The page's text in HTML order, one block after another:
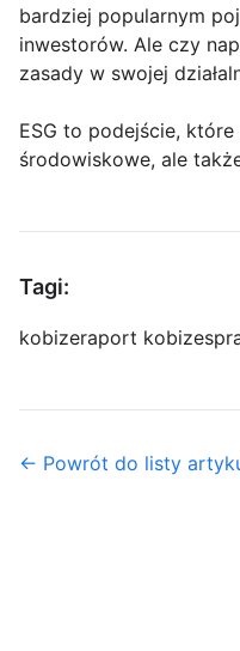
bardziej popularnym
inwestorów. Ale czy
zasady w swojej
ESG to podejście,
środowiskowe, ale
Tagi:
kobizeraport kobize
← Powrót do listy